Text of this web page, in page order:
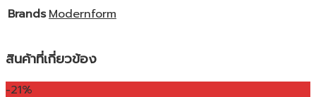
BrandsModernform
สินค้าที่เกี่ยวข้อง
-21%